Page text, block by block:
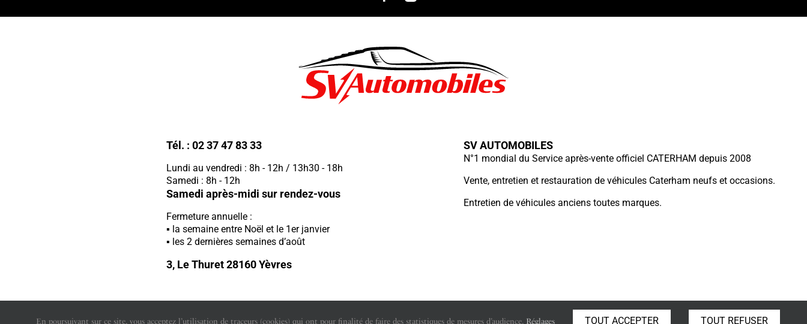
Tél. : 02 37 47 83 33
Lundi au vendredi : 8h - 12h / 13h30 - 18h
Samedi : 8h - 12h
Samedi après-midi sur rendez-vous
Fermeture annuelle :
la semaine entre Noël et le 1er janvier
les 2 dernières semaines d’août
3, Le Thuret 28160 Yèvres
SV AUTOMOBILES
N°1 mondial du Service après-vente officiel CATERHAM depuis 2008
Vente, entretien et restauration de véhicules Caterham neufs et occasions.
Entretien de véhicules anciens toutes marques.
En poursuivant sur ce site, vous acceptez l’utilisation de traceurs (cookies) qui ont pour finalité de faire des statistiques de mesures d’audience. Réglages TOUT ACCEPTER TOUT REFUSER